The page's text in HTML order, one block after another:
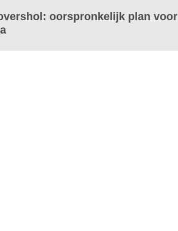
oorspronkelijk plan voor